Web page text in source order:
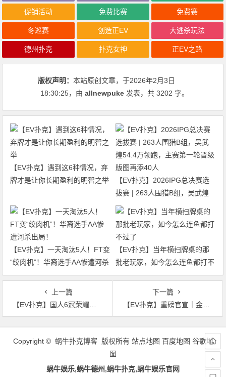
促销活动 免费比赛 免费赛
冬巡赛 创造正EV 大逃杀玩法
德州扑克 扑克女神 正EV之路
版权声明：本站原创文章，于2026年2月3日
18:30:25，由allnewpuke 发表，共 3202 字。
【EV扑克】遇到这6种情况，弃
牌才是让你长期盈利的明智之举
【EV扑克】2026IPG总决赛选
拔赛 | 263人围猎B组，吴武煌
54.4万领跑，主赛第一轮晋级版
【EV扑克】一天淘汰5人！FT变
“绞肉机”！华裔选手AA惨遭河杀
出局！
【EV扑克】当年横扫牌桌的那
批老玩家，如今怎么连鱼都打不
过了
上一篇
【EV扑克】国人6冠荣耀能否延续？APL史上最高2.5E保底，2月8日新春开战！
下一篇
【EV扑克】重磅官宣｜金手链得主陈东加入红龙战队
文
Copyright © 蜗牛扑克博客 版权所有 站点地图 百度地图 谷歌地
图
蜗牛娱乐,蜗牛德州,蜗牛扑克,蜗牛娱乐官网